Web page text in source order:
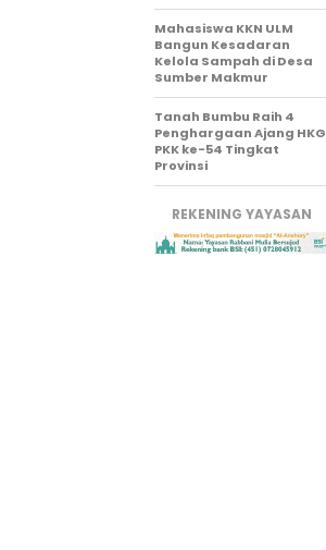
Mahasiswa KKN ULM
Bangun Kesadaran
Kelola Sampah di Desa
Sumber Makmur
Tanah Bumbu Raih 4
Penghargaan Ajang HKG
PKK ke-54 Tingkat
Provinsi
REKENING YAYASAN